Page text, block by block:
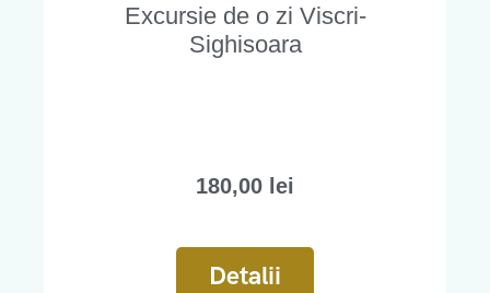
Excursie de o zi Viscri-
Sighisoara
180,00 lei
Detalii